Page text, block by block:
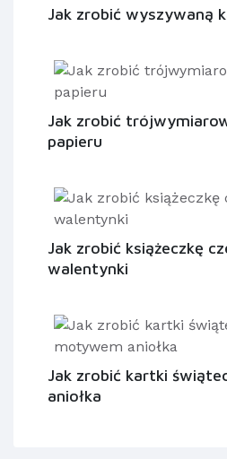
Jak zrobić wyszywaną
Jak zrobić
papieru
Jak zrobić książeczkę
walentynki
Jak zrobić kartki
aniołka